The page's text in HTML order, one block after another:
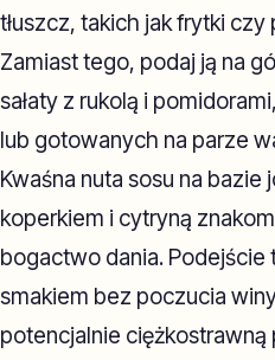
tłuszcz, takich jak frytki
Zamiast tego, podaj ją na
sałaty z rukolą i
lub gotowanych na parze
Kwaśna nuta sosu na bazie
koperkiem i cytryną
bogactwo dania.
smakiem bez poczucia
potencjalnie ciężkostrawną